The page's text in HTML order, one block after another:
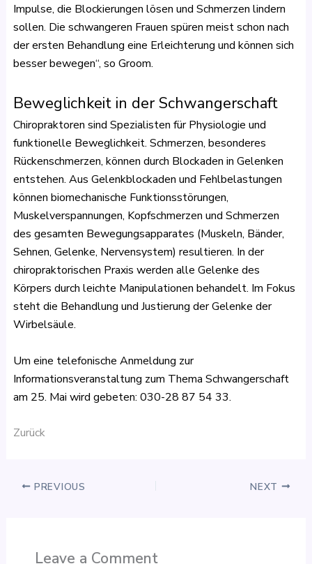
Impulse, die Blockierungen lösen und Schmerzen lindern
sollen. Die schwangeren Frauen spüren meist schon nach
der ersten Behandlung eine Erleichterung und können sich
besser bewegen“, so Groom.
Beweglichkeit in der Schwangerschaft
Chiropraktoren sind Spezialisten für Physiologie und
funktionelle Beweglichkeit. Schmerzen, besonderes
Rückenschmerzen, können durch Blockaden in Gelenken
entstehen. Aus Gelenkblockaden und Fehlbelastungen
können biomechanische Funktionsstörungen,
Muskelverspannungen, Kopfschmerzen und Schmerzen
des gesamten Bewegungsapparates (Muskeln, Bänder,
Sehnen, Gelenke, Nervensystem) resultieren. In der
chiropraktorischen Praxis werden alle Gelenke des
Körpers durch leichte Manipulationen behandelt. Im Fokus
steht die Behandlung und Justierung der Gelenke der
Wirbelsäule.
Um eine telefonische Anmeldung zur
Informationsveranstaltung zum Thema Schwangerschaft
am 25. Mai wird gebeten: 030-28 87 54 33.
Zurück
PREVIOUS NEXT
Leave a Comment